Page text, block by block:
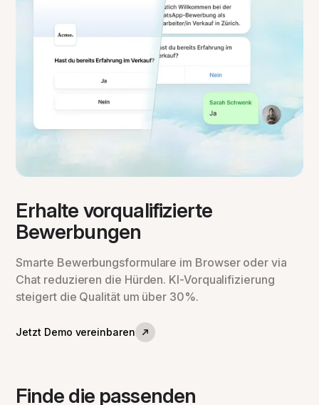
Erhalte vorqualifizierte
Bewerbungen
Smarte Bewerbungsformulare im Browser oder via
Chat reduzieren die Hürden. KI-Vorqualifizierung
steigert die Qualität um über 30%.
Jetzt Demo vereinbaren
Finde die passenden